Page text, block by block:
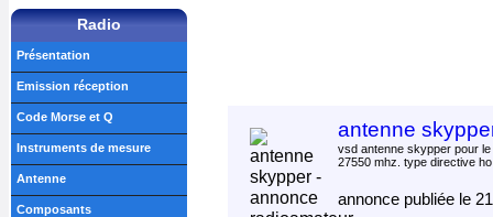
antenne
vsd antenne skypper pour
27550 mhz. type directive
annonce publiée le
Radio
Présentation
Emission réception
Code Morse et Q
Instruments de mesure
Antenne
Composants